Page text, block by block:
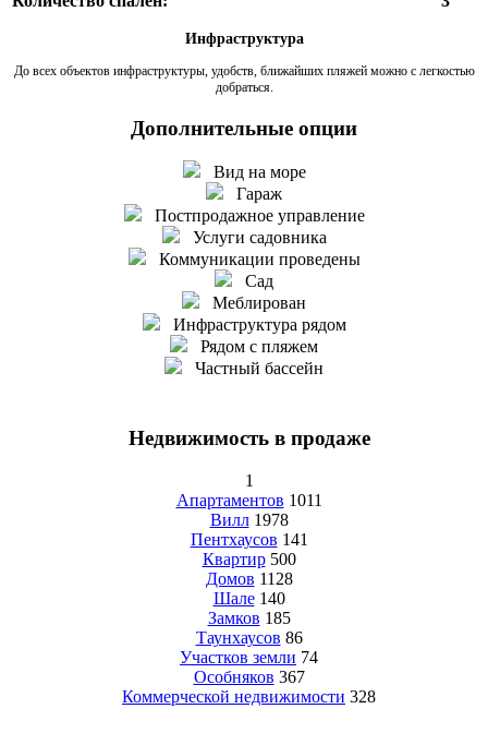
Инфраструктура
До всех объектов инфраструктуры, удобств, ближайших пляжей можно с легкостью
добраться.
Дополнительные опции
Вид на море
Гараж
Постпродажное управление
Услуги садовника
Коммуникации проведены
Сад
Меблирован
Инфраструктура рядом
Рядом с пляжем
Частный бассейн
Недвижимость в продаже
1
Апартаментов 1011
Вилл 1978
Пентхаусов 141
Квартир 500
Домов 1128
Шале 140
Замков 185
Таунхаусов 86
Участков земли 74
Особняков 367
Коммерческой недвижимости 328